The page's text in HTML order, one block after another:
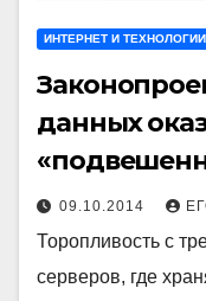
ИНТЕРНЕТ И ТЕХНОЛОГИИ
данных
09.10.2014
Торопливость с
серверов, где